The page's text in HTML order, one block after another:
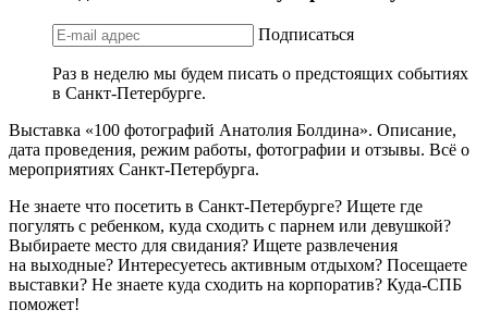
Подписаться
Раз в неделю мы будем писать о предстоящих событиях
в Санкт-Петербурге.
Выставка «100 фотографий Анатолия Болдина». Описание,
дата проведения, режим работы, фотографии и отзывы. Всё о
мероприятиях Санкт-Петербурга.
Не знаете что посетить в Санкт-Петербурге? Ищете где
погулять с ребенком, куда сходить с парнем или девушкой?
Выбираете место для свидания? Ищете развлечения
на выходные? Интересуетесь активным отдыхом? Посещаете
выставки? Не знаете куда сходить на корпоратив? Куда-СПБ
поможет!